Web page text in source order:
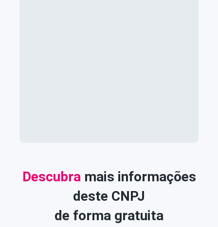
Descubra mais informações
deste CNPJ
de forma gratuita